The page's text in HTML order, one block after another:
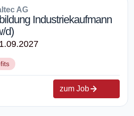
AG
Industriekaufmann
d)
zum Job